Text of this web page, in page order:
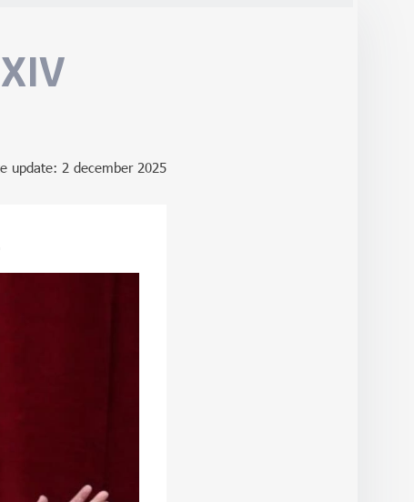
update: 2 december 2025